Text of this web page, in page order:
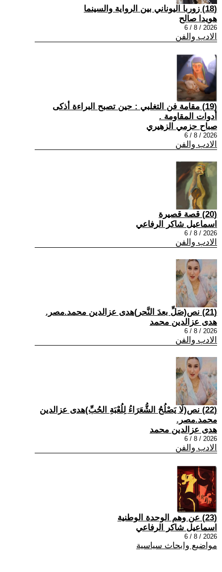
(18) زوربا اليوناني بين الرواية والسينما
هويدا صالح
2026 / 8 / 6
الادب والفن
(19) مقامة فن التغلبي : حين تصبح البراءة أذكى
أدوات المقاومة .
صباح حزمي الزهيري
2026 / 8 / 6
الادب والفن
(20) قصة قصيرة
اسماعيل شاكر الرفاعي
2026 / 8 / 6
الادب والفن
(21) نص(صَلِّ بعدَ النَّحر)هدى عزالدين محمد.مصر.
هدى عزالدين محمد
2026 / 8 / 6
الادب والفن
(22) نص(لَا يَصْلُحُ الشُّعَرَاءُ لِلُعْبَةِ الحُبِّ)هدى عزالدين
محمد.مصر.
هدى عزالدين محمد
2026 / 8 / 6
الادب والفن
(23) عن وهم الوحدة الوطنية
اسماعيل شاكر الرفاعي
2026 / 8 / 6
مواضيع وابحاث سياسية